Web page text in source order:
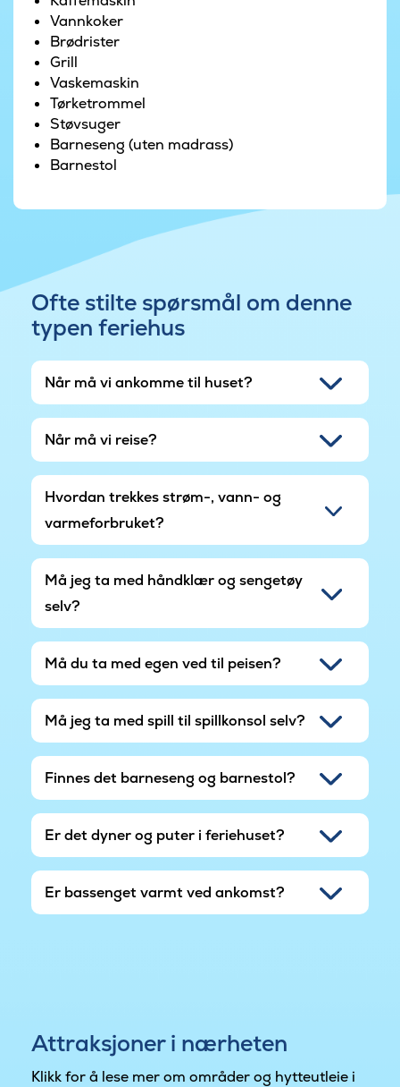
Vannkoker
Brødrister
Grill
Vaskemaskin
Tørketrommel
Støvsuger
Barneseng (uten madrass)
Barnestol
Ofte stilte spørsmål om denne
typen feriehus
Når må vi ankomme til huset?
Når må vi reise?
Hvordan trekkes strøm-, vann- og
varmeforbruket?
Må jeg ta med håndklær og sengetøy
selv?
Må du ta med egen ved til peisen?
Må jeg ta med spill til spillkonsol selv?
Finnes det barneseng og barnestol?
Er det dyner og puter i feriehuset?
Er bassenget varmt ved ankomst?
Attraksjoner i nærheten
Klikk for å lese mer om områder og hytteutleie i